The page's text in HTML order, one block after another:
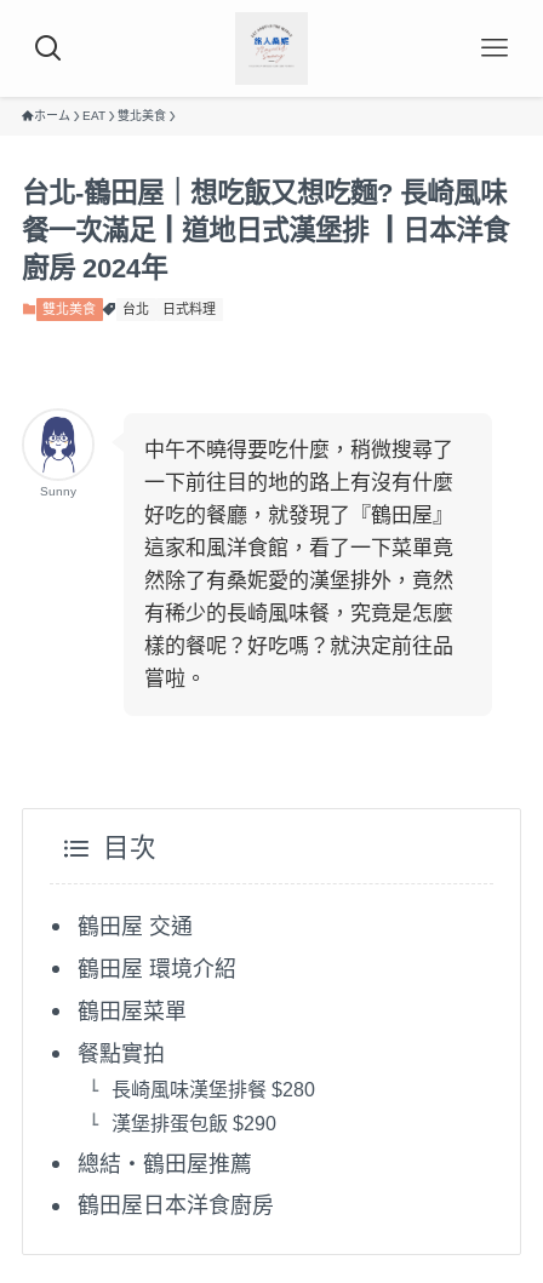
ホーム EAT 雙北美食
台北-鶴田屋｜想吃飯又想吃麵? 長崎風味
餐一次滿足┃道地日式漢堡排 ┃日本洋食
廚房 2024年
雙北美食 台北 日式料理
Sunny
中午不曉得要吃什麼，稍微搜尋了
一下前往目的地的路上有沒有什麼
好吃的餐廳，就發現了『鶴田屋』
這家和風洋食館，看了一下菜單竟
然除了有桑妮愛的漢堡排外，竟然
有稀少的長崎風味餐，究竟是怎麼
樣的餐呢？好吃嗎？就決定前往品
嘗啦。
目次
鶴田屋 交通
鶴田屋 環境介紹
鶴田屋菜單
餐點實拍
長崎風味漢堡排餐 $280
漢堡排蛋包飯 $290
總結・鶴田屋推薦
鶴田屋日本洋食廚房